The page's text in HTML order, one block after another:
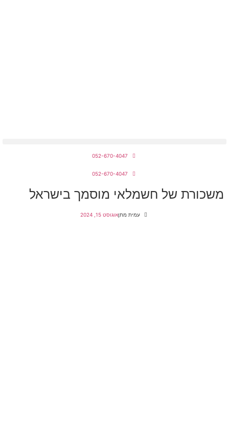
052-670-4047
052-670-4047
משכורת של חשמלאי מוסמך בישראל
עמית מתןאוגוסט 15, 2024